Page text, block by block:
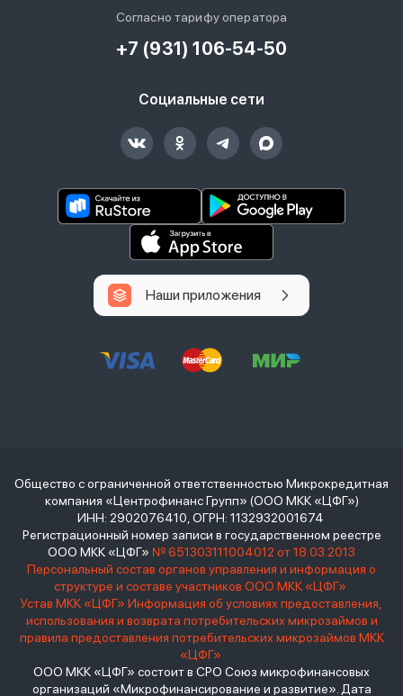
Согласно тарифу оператора
+7 (931) 106-54-50
Социальные сети
Наши приложения
Общество с ограниченной ответственностью Микрокредитная
компания «Центрофинанс Групп» (ООО МКК «ЦФГ»)
ИНН: 2902076410, ОГРН: 1132932001674
Регистрационный номер записи в государственном реестре
ООО МКК «ЦФГ» № 651303111004012 от 18.03.2013
Персональный состав органов управления и информация о
структуре и составе участников ООО МКК «ЦФГ»
Устав МКК «ЦФГ» Информация об условиях предоставления,
использования и возврата потребительских микрозаймов и
правила предоставления потребительских микрозаймов МКК
«ЦФГ»
ООО МКК «ЦФГ» состоит в СРО Союз микрофинансовых
организаций «Микрофинансирование и развитие». Дата